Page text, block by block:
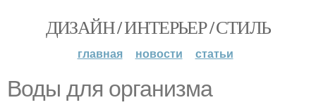
ДИЗАЙН / ИНТЕРЬЕР / СТИЛЬ
главная новости статьи
Воды для организма